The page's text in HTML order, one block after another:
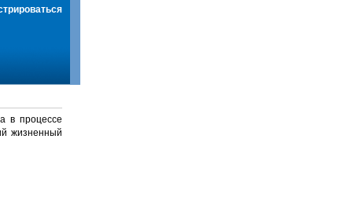
в процессе
жизненный